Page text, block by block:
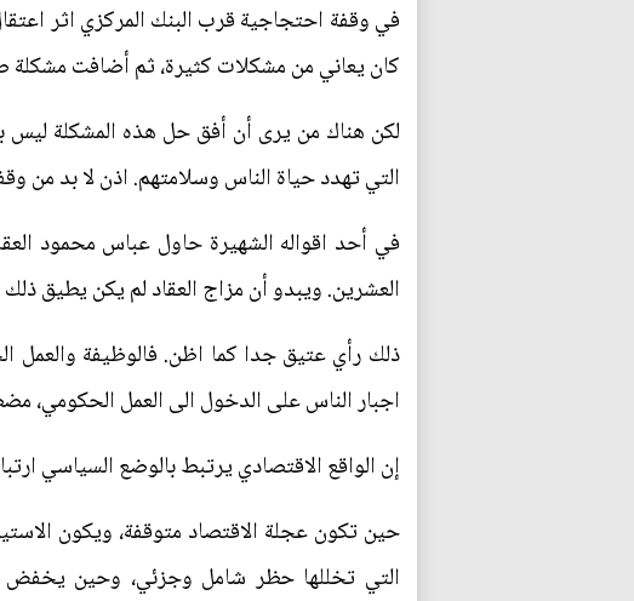
في وقفة احتجاجية قرب البنك المركزي اثر
كان يعاني من مشكلات كثيرة، ثم أضافت مشكلة
لكن هناك من يرى أن أفق حل هذه المشكلة ليس
التي تهدد حياة الناس وسلامتهم. اذن لا بد من
في أحد اقواله الشهيرة حاول عباس محمود
العشرين. ويبدو أن مزاج العقاد لم يكن يطيق
ذلك رأي عتيق جدا كما اظن. فالوظيفة والعمل
اجبار الناس على الدخول الى العمل الحكومي،
إن الواقع الاقتصادي يرتبط بالوضع السياسي
حين تكون عجلة الاقتصاد متوقفة، ويكون
التي تخللها حظر شامل وجزئي، وحين يخفض